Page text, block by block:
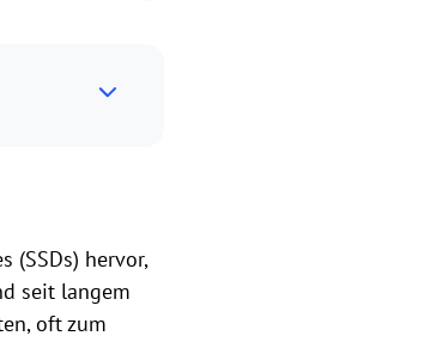
(SSDs) hervor,
seit langem
oft zum